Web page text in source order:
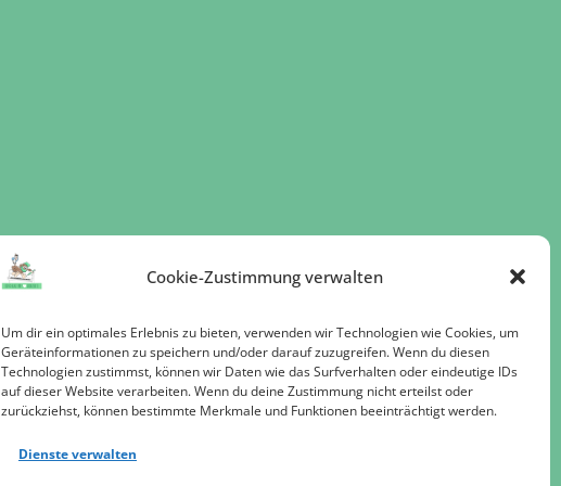
Cookie-Zustimmung verwalten
Um dir ein optimales Erlebnis zu bieten, verwenden wir Technologien wie Cookies, um
Geräteinformationen zu speichern und/oder darauf zuzugreifen. Wenn du diesen
Technologien zustimmst, können wir Daten wie das Surfverhalten oder eindeutige IDs
auf dieser Website verarbeiten. Wenn du deine Zustimmung nicht erteilst oder
zurückziehst, können bestimmte Merkmale und Funktionen beeinträchtigt werden.
Dienste verwalten